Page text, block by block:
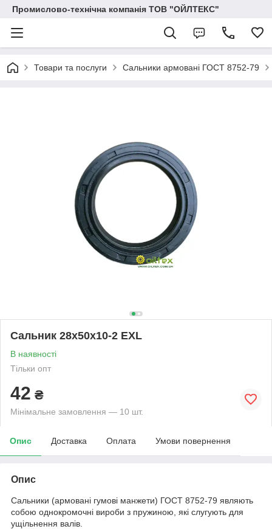
Промислово-технічна компанія ТОВ "ОЙЛТЕКС"
Товари та послуги Сальники армовані ГОСТ 8752-79
Сальник 28х50х10-2 EXL
В наявності
Тільки опт
42 ₴
Мінімальне замовлення — 10 шт.
Опис Доставка Оплата Умови повернення
Опис
Сальники (армовані гумові манжети) ГОСТ 8752-79 являють
собою однокромочні вироби з пружиною, які слугують для
ущільнення валів.